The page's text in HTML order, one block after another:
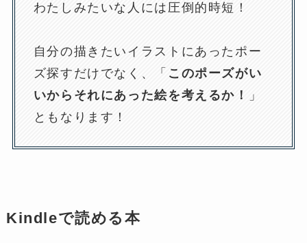
わたしみたいな人には圧倒的時短！
自分の描きたいイラストにあったポー
ズ探すだけでなく、「 このポーズがい
いからそれにあった絵を考えるか！
」
ともなります！
Kindleで読める本